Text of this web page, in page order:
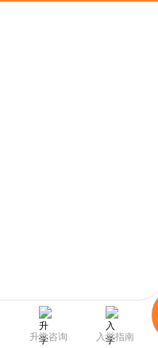
升学咨询 入学指南